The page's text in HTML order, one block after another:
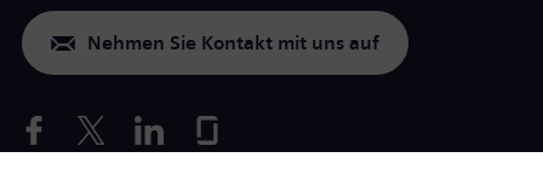
Nehmen Sie Kontakt mit uns auf